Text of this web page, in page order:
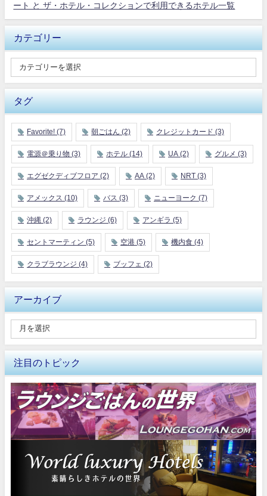
ート と ザ・ホテル・コレクションで利用できるホテル一覧
カテゴリー
タグ
Favorite! (7) 朝ごはん (2) クレジットカード (3)
電源＠乗り物 (3) ホテル (14) UA (2) グルメ (3)
エグゼクディブフロア (2) AA (2) NRT (3)
アメックス (10) バス (3) ニューヨーク (7)
沖縄 (2) ラウンジ (6) アンギラ (5)
セントマーティン (5) 空港 (5) 機内食 (4)
クラブラウンジ (4) ブッフェ (2)
アーカイブ
注目のトピック